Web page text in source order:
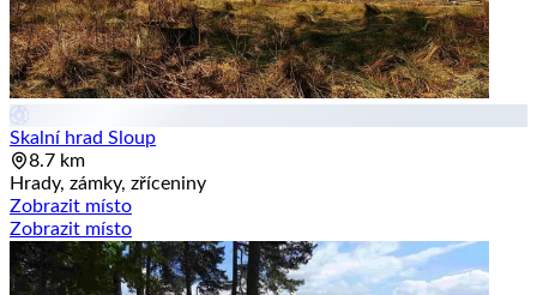
Skalní hrad Sloup
8.7 km
Hrady, zámky, zříceniny
Zobrazit místo
Zobrazit místo